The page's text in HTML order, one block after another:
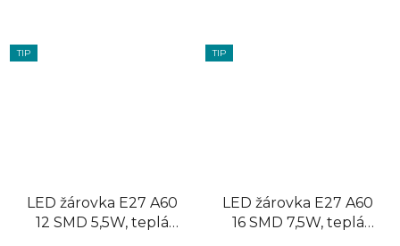
TIP
LED žárovka E27 A60
12 SMD 5,5W, teplá
TIP
LED žárovka E27 A60
16 SMD 7,5W, teplá